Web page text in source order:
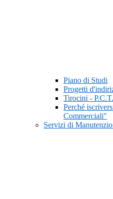
Piano di Studi
Progetti
Tirocini -
Perché
Commerciali"
Servizi di